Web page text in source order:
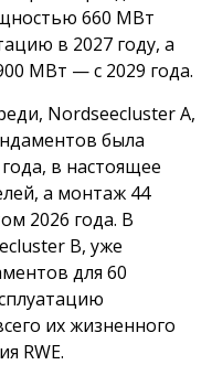
660 МВт
в 2027 году, а
МВт — с 2029 года.
Nordseecluster A,
была
в настоящее
а монтаж 44
2026 года. В
B, уже
для 60
их жизненного
RWE.